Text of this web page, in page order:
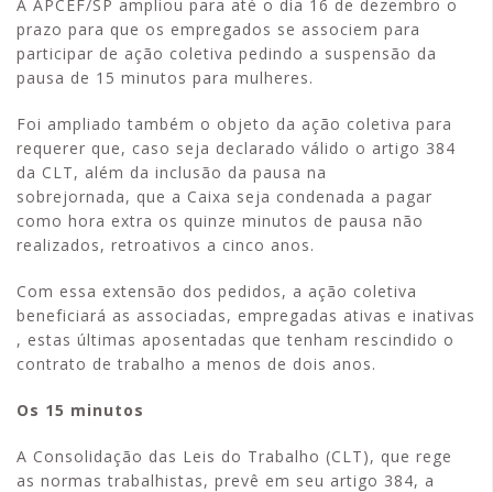
A APCEF/SP ampliou para até o dia 16 de dezembro o
prazo para que os empregados se associem para
participar de ação coletiva pedindo a suspensão da
pausa de 15 minutos para mulheres.
Foi ampliado também o objeto da ação coletiva para
requerer que, caso seja declarado válido o artigo 384
da CLT, além da inclusão da pausa na
sobrejornada, que a Caixa seja condenada a pagar
como hora extra os quinze minutos de pausa não
realizados, retroativos a cinco anos.
Com essa extensão dos pedidos, a ação coletiva
beneficiará as associadas, empregadas ativas e inativas
, estas últimas aposentadas que tenham rescindido o
contrato de trabalho a menos de dois anos.
Os 15 minutos
A Consolidação das Leis do Trabalho (CLT), que rege
as normas trabalhistas, prevê em seu artigo 384, a